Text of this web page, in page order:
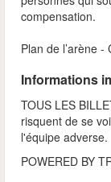
compensation.
Plan de l’arène -
Informations
TOUS LES
risquent de se
l'équipe adverse.
POWERED BY